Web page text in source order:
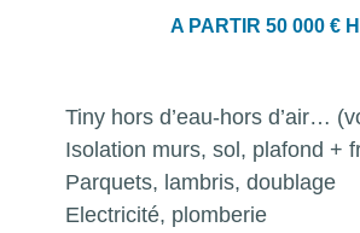
A PARTIR 50 000 €
Tiny hors d’eau-hors d’air…
Isolation murs, sol, plafond +
Parquets, lambris, doublage
Electricité, plomberie